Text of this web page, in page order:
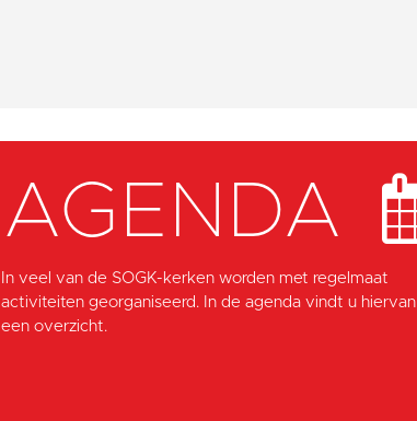
AGENDA
In veel van de SOGK-kerken worden met regelmaat
activiteiten georganiseerd. In de agenda vindt u hiervan
een overzicht.